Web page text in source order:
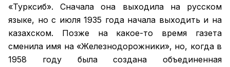
«Турксиб». Сначала она выходила на русском
языке, но с июля 1935 года начала выходить и на
казахском. Позже на какое-то время газета
сменила имя на «Железнодорожники», но, когда в
1958 году была создана объединенная